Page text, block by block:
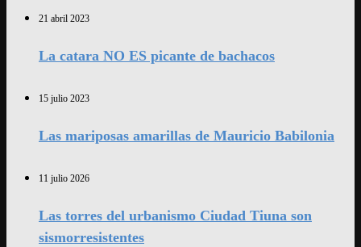
21 abril 2023
La catara NO ES picante de bachacos
15 julio 2023
Las mariposas amarillas de Mauricio Babilonia
11 julio 2026
Las torres del urbanismo Ciudad Tiuna son
sismorresistentes